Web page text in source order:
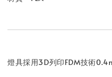
燈具採用3D列印FDM技術